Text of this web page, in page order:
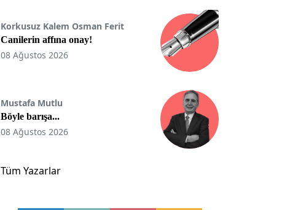
Korkusuz Kalem Osman Ferit
Canilerin affına onay!
08 Ağustos 2026
Mustafa Mutlu
Böyle barışa...
08 Ağustos 2026
Tüm Yazarlar